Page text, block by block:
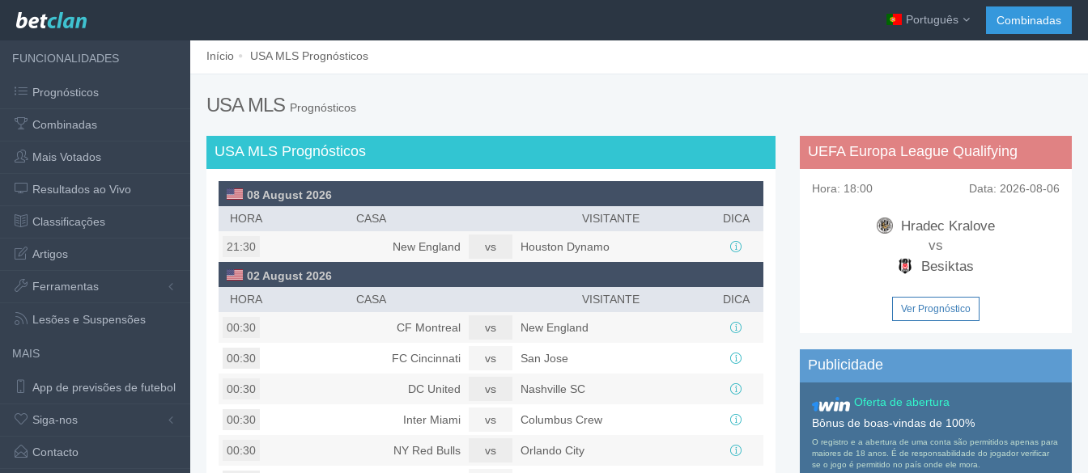
Português Combinadas
FUNCIONALIDADES
Prognósticos
Combinadas
Mais Votados
Resultados ao Vivo
Classificações
Artigos
Ferramentas
Lesões e Suspensões
MAIS
App de previsões de futebol
Siga-nos
Contacto
Início USA MLS Prognósticos
USA MLS Prognósticos
USA MLS Prognósticos
08 August 2026
HORA
CASA VISITANTE DICA
21:30 New England vs Houston Dynamo
02 August 2026
HORA
CASA VISITANTE DICA
00:30 CF Montreal vs New England
00:30 FC Cincinnati vs San Jose
00:30 DC United vs Nashville SC
00:30 Inter Miami vs Columbus Crew
00:30 NY Red Bulls vs Orlando City
UEFA Europa League Qualifying
Hora: 18:00 Data: 2026-08-06
Hradec Kralove
vs
Besiktas
Ver Prognóstico
Publicidade
Oferta de abertura
Bônus de boas-vindas de 100%
O registro e a abertura de uma conta são permitidos apenas para
maiores de 18 anos. É de responsabilidade do jogador verificar
se o jogo é permitido no país onde ele mora.